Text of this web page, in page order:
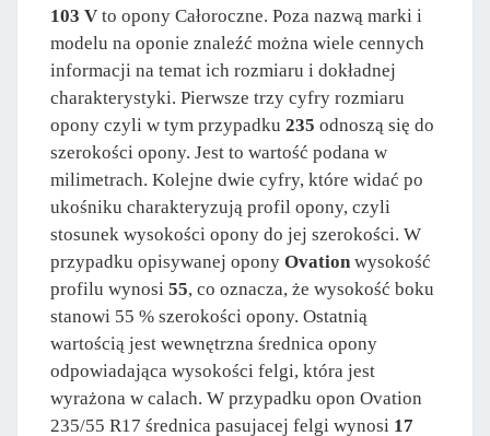
103 V to opony Całoroczne. Poza nazwą marki i
modelu na oponie znaleźć można wiele cennych
informacji na temat ich rozmiaru i dokładnej
charakterystyki. Pierwsze trzy cyfry rozmiaru
opony czyli w tym przypadku 235 odnoszą się do
szerokości opony. Jest to wartość podana w
milimetrach. Kolejne dwie cyfry, które widać po
ukośniku charakteryzują profil opony, czyli
stosunek wysokości opony do jej szerokości. W
przypadku opisywanej opony Ovation wysokość
profilu wynosi 55, co oznacza, że wysokość boku
stanowi 55 % szerokości opony. Ostatnią
wartością jest wewnętrzna średnica opony
odpowiadająca wysokości felgi, która jest
wyrażona w calach. W przypadku opon Ovation
235/55 R17 średnica pasujacej felgi wynosi 17